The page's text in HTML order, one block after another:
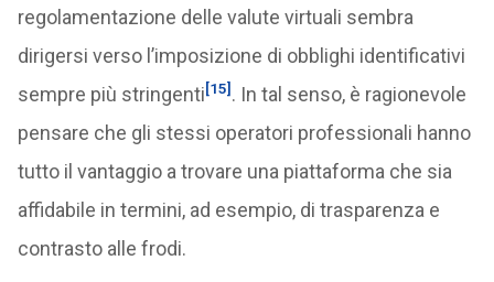
regolamentazione delle valute virtuali sembra
dirigersi verso l’imposizione di obblighi identificativi
sempre più stringenti[15] . In tal senso, è ragionevole
pensare che gli stessi operatori professionali hanno
tutto il vantaggio a trovare una piattaforma che sia
affidabile in termini, ad esempio, di trasparenza e
contrasto alle frodi.